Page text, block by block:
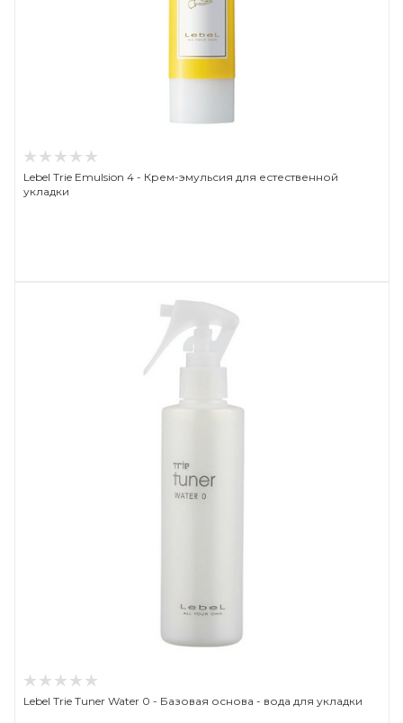
Lebel Trie Emulsion 4 - Крем-эмульсия для естественной
укладки
Lebel Trie Tuner Water 0 - Базовая основа - вода для укладки